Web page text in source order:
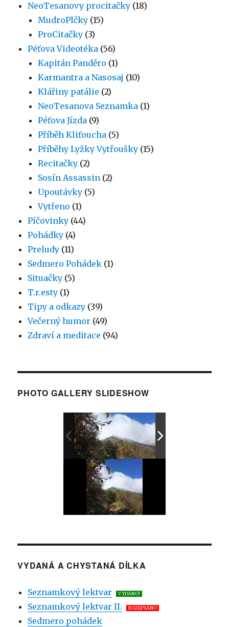
NeoTesanovy procitačky (18)
MudroPlčky (15)
ProCitačky (3)
Péťova Videotéka (56)
Kapitán Panděro (1)
Karmantra a Nasosaj (10)
Klářiny patálie (2)
NeoTesanova Seznamka (1)
Péťova Jízda (9)
Příběh Kliťoucha (5)
Příběhy Lyžky Vytřoušky (15)
Recitačky (2)
Sosín Assassin (2)
Upoutávky (5)
Vytřeno (1)
Píčovinky (44)
Pohádky (4)
Preludy (11)
Sedmero Pohádek (1)
Situačky (5)
T.r.esty (1)
Tipy a odkazy (39)
Večerný humor (49)
Zdraví a meditace (94)
PHOTO GALLERY SLIDESHOW
VYDANÁ A CHYSTANÁ DÍLKA
Seznamkový lektvar VYDÁNO!
Seznamkový lektvar II. ROZEPSÁNO
Sedmero pohádek